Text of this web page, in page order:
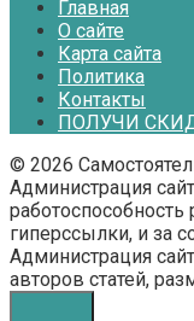
Главная
О сайте
Карта сайта
Политика
Контакты
ПОЛУЧИ
© 2026
Администрация
гиперссылки, и за
Администрация
авторов статей,